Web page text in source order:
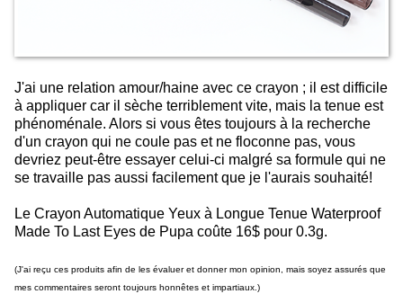
J'ai une relation amour/haine avec ce crayon ; il est difficile
à appliquer car il sèche terriblement vite, mais la tenue est
phénoménale. Alors si vous êtes toujours à la recherche
d'un crayon qui ne coule pas et ne floconne pas, vous
devriez peut-être essayer celui-ci malgré sa formule qui ne
se travaille pas aussi facilement que je l'aurais souhaité!
Le Crayon Automatique Yeux à Longue Tenue Waterproof
Made To Last Eyes de Pupa coûte 16$ pour 0.3g.
(J'ai reçu ces produits afin de les évaluer et donner mon opinion, mais soyez assurés que
mes commentaires seront toujours honnêtes et impartiaux.)